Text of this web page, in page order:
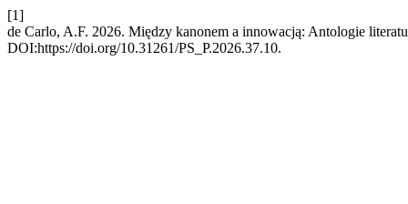
[1]
de Carlo, A.F. 2026. Między kanonem a innowacją: Antologie
DOI:https://doi.org/10.31261/PS_P.2026.37.10.